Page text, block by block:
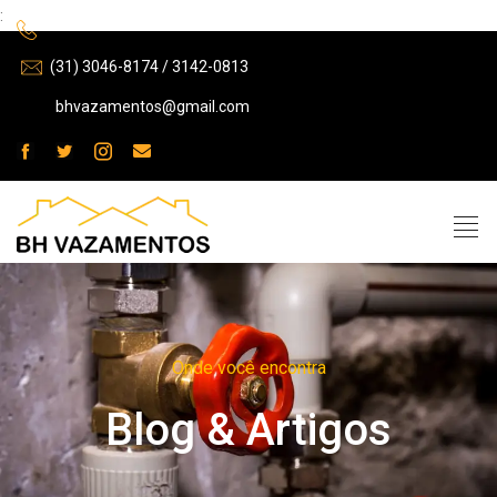
:
(31) 3046-8174 / 3142-0813
bhvazamentos@gmail.com
Onde você encontra
Blog & Artigos